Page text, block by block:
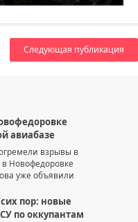
Следующая публикация
авиабазе
взрывы в
Новофедоровке
уже объявили
пор: новые
по оккупантам